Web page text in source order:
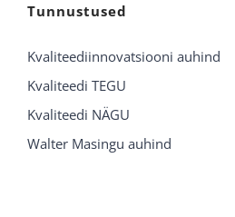
Tunnustused
Kvaliteediinnovatsiooni auhind
Kvaliteedi TEGU
Kvaliteedi NÄGU
Walter Masingu auhind